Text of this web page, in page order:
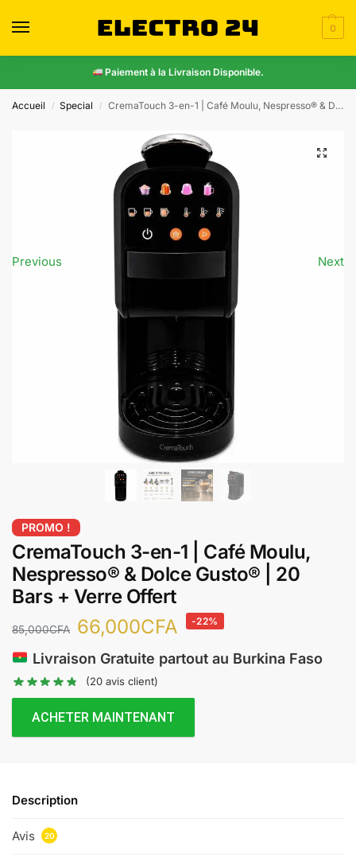
0
Paiement à la Livraison Disponible.
Accueil / Special / CremaTouch 3-en-1 | Café Moulu, Nespresso® & Dolce Gusto® | 20 Bars + Verre Offert
Previous Next
PROMO !
CremaTouch 3-en-1 | Café Moulu,
Nespresso® & Dolce Gusto® | 20
Bars + Verre Offert
85,000CFA 66,000CFA -22%
Livraison Gratuite partout au Burkina Faso
(20 avis client)
ACHETER MAINTENANT
Description
Avis 20